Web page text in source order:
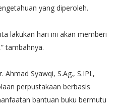
yang diperoleh.
lakukan hari ini akan memberi
tambahnya.
Syawqi, S.Ag., S.IPI.,
perpustakaan berbasis
bantuan buku bermutu